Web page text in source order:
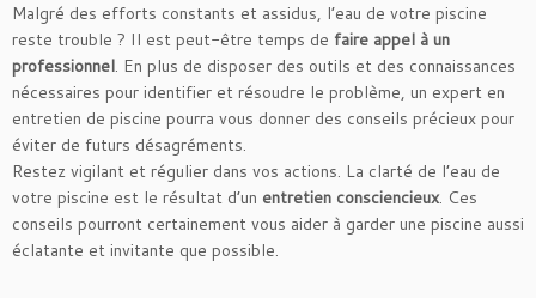
Malgré des efforts constants et assidus, l’eau de votre piscine
reste trouble ? Il est peut-être temps de faire appel à un
professionnel. En plus de disposer des outils et des connaissances
nécessaires pour identifier et résoudre le problème, un expert en
entretien de piscine pourra vous donner des conseils précieux pour
éviter de futurs désagréments.
Restez vigilant et régulier dans vos actions. La clarté de l’eau de
votre piscine est le résultat d’un entretien consciencieux. Ces
conseils pourront certainement vous aider à garder une piscine aussi
éclatante et invitante que possible.